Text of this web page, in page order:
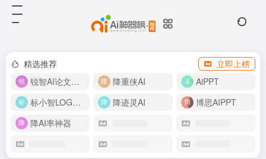
精选推荐
立即上榜
锐智AI论文生成
降重侠AI
AiPPT
标小智LOGO设计
降迹灵AI
博思AIPPT
降AI率神器